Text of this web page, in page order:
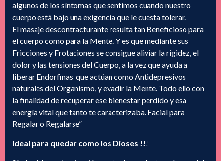
algunos de los síntomas que sentimos cuando nuestro
cuerpo está bajo una exigencia que le cuesta tolerar.
El masaje descontracturante resulta tan Beneficioso para
el cuerpo como para la Mente. Y es que mediante sus
Fricciones y Frotaciones se consigue aliviar la rigidez, el
dolor y las tensiones del Cuerpo, a la vez que ayuda a
liberar Endorfinas, que actúan como Antidepresivos
naturales del Organismo, y evadir la Mente. Todo ello con
la finalidad de recuperar ese bienestar perdido y esa
energía vital que tanto te caracterizaba. Facial para
Regalar o Regalarse”
Ideal para quedar como los Dioses !!!